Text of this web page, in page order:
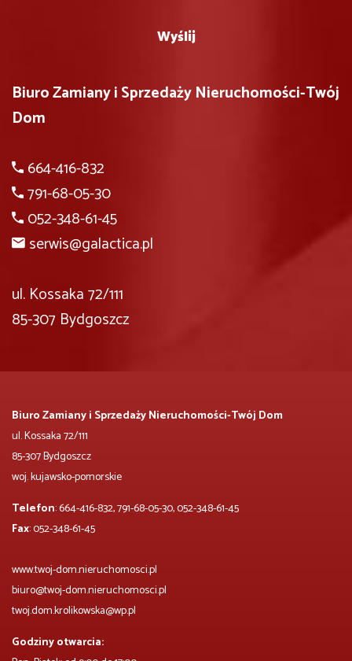
Biuro Zamiany i Sprzedaży Nieruchomości-Twój
Dom
664-416-832
791-68-05-30
052-348-61-45
serwis@galactica.pl
ul. Kossaka 72/111
85-307 Bydgoszcz
Biuro Zamiany i Sprzedaży Nieruchomości-Twój Dom
ul. Kossaka 72/111
85-307 Bydgoszcz
woj. kujawsko-pomorskie
Telefon: 664-416-832, 791-68-05-30, 052-348-61-45
Fax: 052-348-61-45
www.twoj-dom.nieruchomosci.pl
biuro@twoj-dom.nieruchomosci.pl
twoj.dom.krolikowska@wp.pl
Godziny otwarcia: